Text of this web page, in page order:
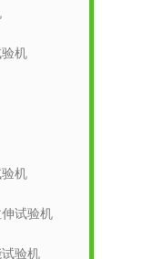
机
机
试验机
验机